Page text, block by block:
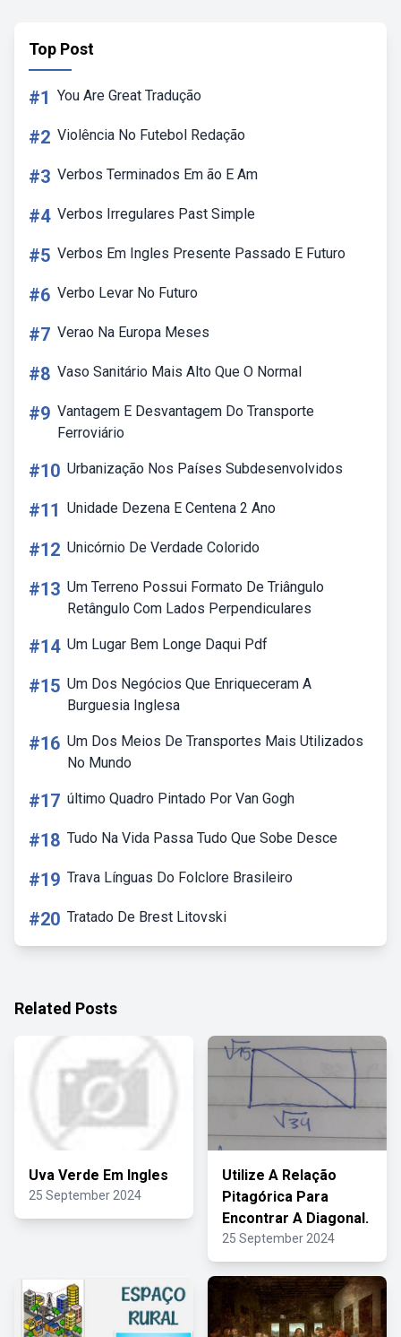
Top Post
#1 You Are Great Tradução
#2 Violência No Futebol Redação
#3 Verbos Terminados Em ão E Am
#4 Verbos Irregulares Past Simple
#5 Verbos Em Ingles Presente Passado E Futuro
#6 Verbo Levar No Futuro
#7 Verao Na Europa Meses
#8 Vaso Sanitário Mais Alto Que O Normal
#9 Vantagem E Desvantagem Do Transporte
Ferroviário
#10 Urbanização Nos Países Subdesenvolvidos
#11 Unidade Dezena E Centena 2 Ano
#12 Unicórnio De Verdade Colorido
#13 Um Terreno Possui Formato De Triângulo
Retângulo Com Lados Perpendiculares
#14 Um Lugar Bem Longe Daqui Pdf
#15 Um Dos Negócios Que Enriqueceram A
Burguesia Inglesa
#16 Um Dos Meios De Transportes Mais Utilizados
No Mundo
#17 último Quadro Pintado Por Van Gogh
#18 Tudo Na Vida Passa Tudo Que Sobe Desce
#19 Trava Línguas Do Folclore Brasileiro
#20 Tratado De Brest Litovski
Related Posts
Uva Verde Em Ingles
25 September 2024
Utilize A Relação
Pitagórica Para
Encontrar A Diagonal.
25 September 2024